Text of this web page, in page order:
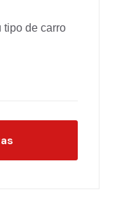
tipo de carro